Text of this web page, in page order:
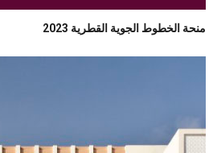
‏منحة الخطوط الجوية القطرية 2023